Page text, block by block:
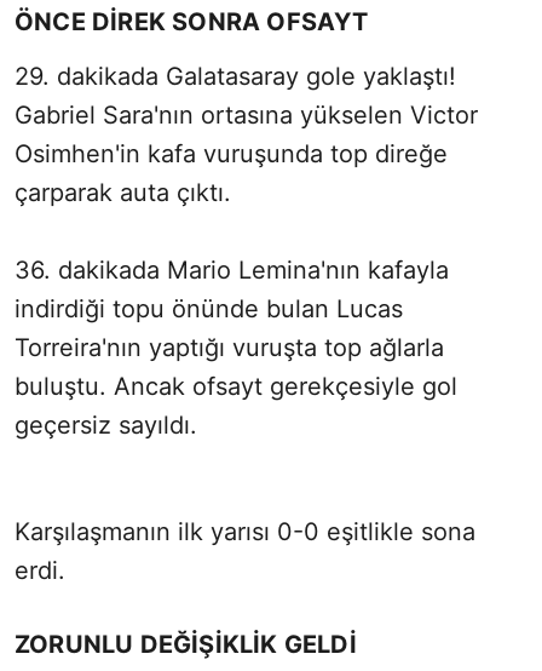
ÖNCE DİREK SONRA OFSAYT
29. dakikada Galatasaray gole yaklaştı!
Gabriel Sara'nın ortasına yükselen Victor
Osimhen'in kafa vuruşunda top direğe
çarparak auta çıktı.
36. dakikada Mario Lemina'nın kafayla
indirdiği topu önünde bulan Lucas
Torreira'nın yaptığı vuruşta top ağlarla
buluştu. Ancak ofsayt gerekçesiyle gol
geçersiz sayıldı.
Karşılaşmanın ilk yarısı 0-0 eşitlikle sona
erdi.
ZORUNLU DEĞİŞİKLİK GELDİ